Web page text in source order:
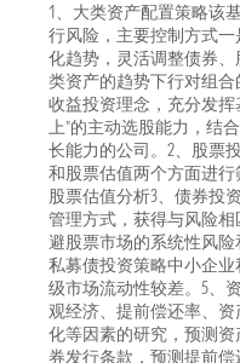
1、大类资产配置策略该
行风险，主要控制方式
化趋势，灵活调整债券
类资产的趋势下行对组
收益投资理念，充分发
上”的主动选股能力，结
长能力的公司。2、股票
和股票估值两个方面进行
股票估值分析3、债券投
管理方式，获得与风险
避股票市场的系统性风
私募债投资策略中小企
级市场流动性较差。5、
观经济、提前偿还率、
化等因素的研究，预测
券发行条款，预测提前